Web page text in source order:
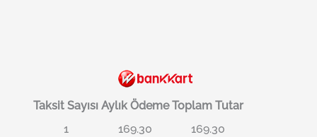
Taksit Sayısı Aylık Ödeme Toplam Tutar
1
169.30 169.30